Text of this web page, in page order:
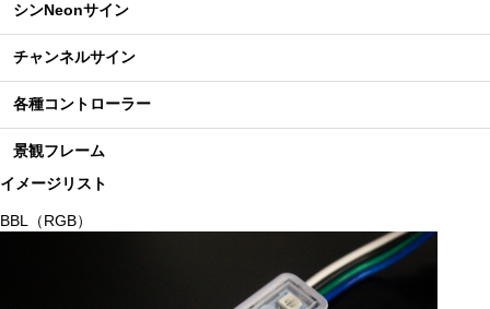
シンNeonサイン
チャンネルサイン
各種コントローラー
景観フレーム
イメージリスト
BBL（RGB）